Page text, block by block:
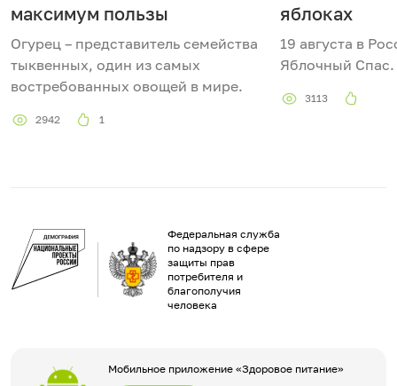
максимум пользы
Огурец – представитель семейства
тыквенных, один из самых
востребованных овощей в мире.
2942 1
яблоках
19 августа в
Яблочный Спас.
3113
Федеральная служба
по надзору в сфере
защиты прав
потребителя и
благополучия
человека
Мобильное приложение «Здоровое питание»